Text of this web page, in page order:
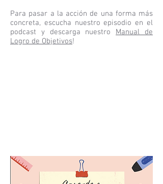
Para pasar a la acción de una forma más
concreta, escucha nuestro episodio en el
podcast y descarga nuestro Manual de
Logro de Objetivos!